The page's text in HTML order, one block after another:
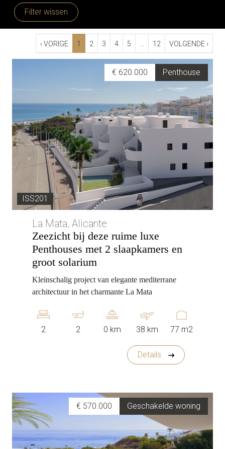
Filter wissen
‹ VORIGE 1 2 3 4 5 12 VOLGENDE ›
Penthouse
€ 620.000
ISS201
La Mata, Alicante
Zeezicht bij deze ruime luxe
Penthouses met 2 slaapkamers en
groot solarium
Kleinschalig project van elegante mediterrane
architectuur in het charmante La Mata
2 2 0 km 38 km 77 m2
Details
Geschakelde woning
€ 570.000